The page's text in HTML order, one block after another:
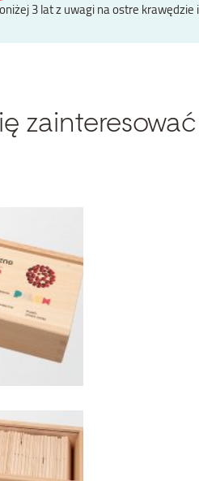
3 lat z uwagi na ostre krawędzie i
zainteresować